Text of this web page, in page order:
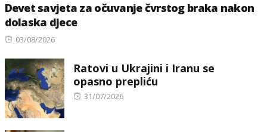
Devet savjeta za očuvanje čvrstog braka nakon
dolaska djece
Posted
03/08/2026
Ratovi u Ukrajini i Iranu se
opasno prepliću
Posted
31/07/2026